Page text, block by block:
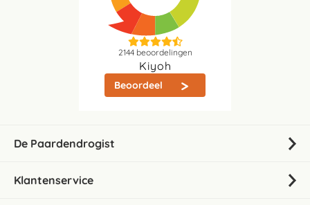
2144beoordelingen
Kiyoh
Beoordeel
De Paardendrogist
Klantenservice